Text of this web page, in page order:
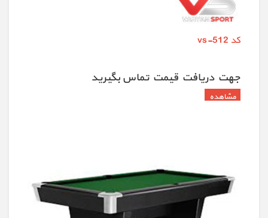
کد vs-512
جهت دريافت قيمت تماس بگيريد